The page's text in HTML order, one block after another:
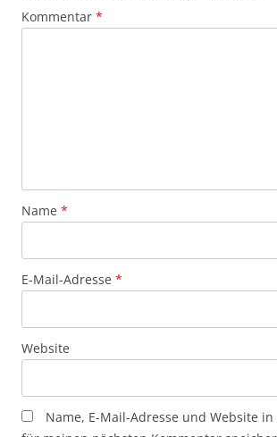
Kommentar *
Name *
E-Mail-Adresse *
Website
Name, E-Mail-Adresse und Website